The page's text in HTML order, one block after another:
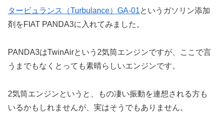
タービュランス（Turbulance）GA-01というガソリン添加
剤をFIAT PANDA3に入れてみました。
PANDA3はTwinAirという2気筒エンジンですが、ここで言
うまでもなくとっても素晴らしいエンジンです。
2気筒エンジンというと、もの凄い振動を連想される方も
いるかもしれませんが、実はそうでもありません。